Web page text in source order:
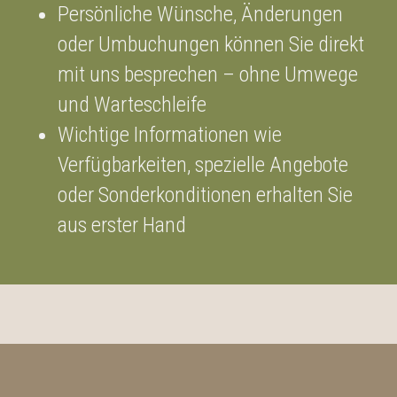
Persönliche Wünsche, Änderungen
oder Umbuchungen können Sie direkt
mit uns besprechen – ohne Umwege
und Warteschleife
Wichtige Informationen wie
Verfügbarkeiten, spezielle Angebote
oder Sonderkonditionen erhalten Sie
aus erster Hand